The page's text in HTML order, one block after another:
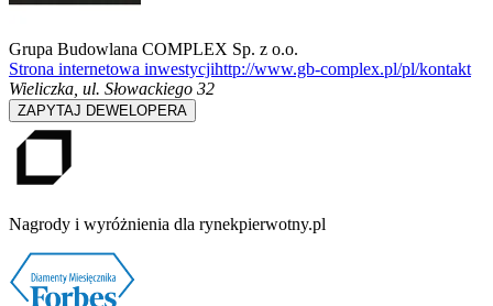
Grupa Budowlana COMPLEX Sp. z o.o.
Strona internetowa inwestycjihttp://www.gb-complex.pl/pl/kontakt
Wieliczka ul. Słowackiego 32
ZAPYTAJ DEWELOPERA
Nagrody i wyróżnienia dla rynekpierwotny.pl